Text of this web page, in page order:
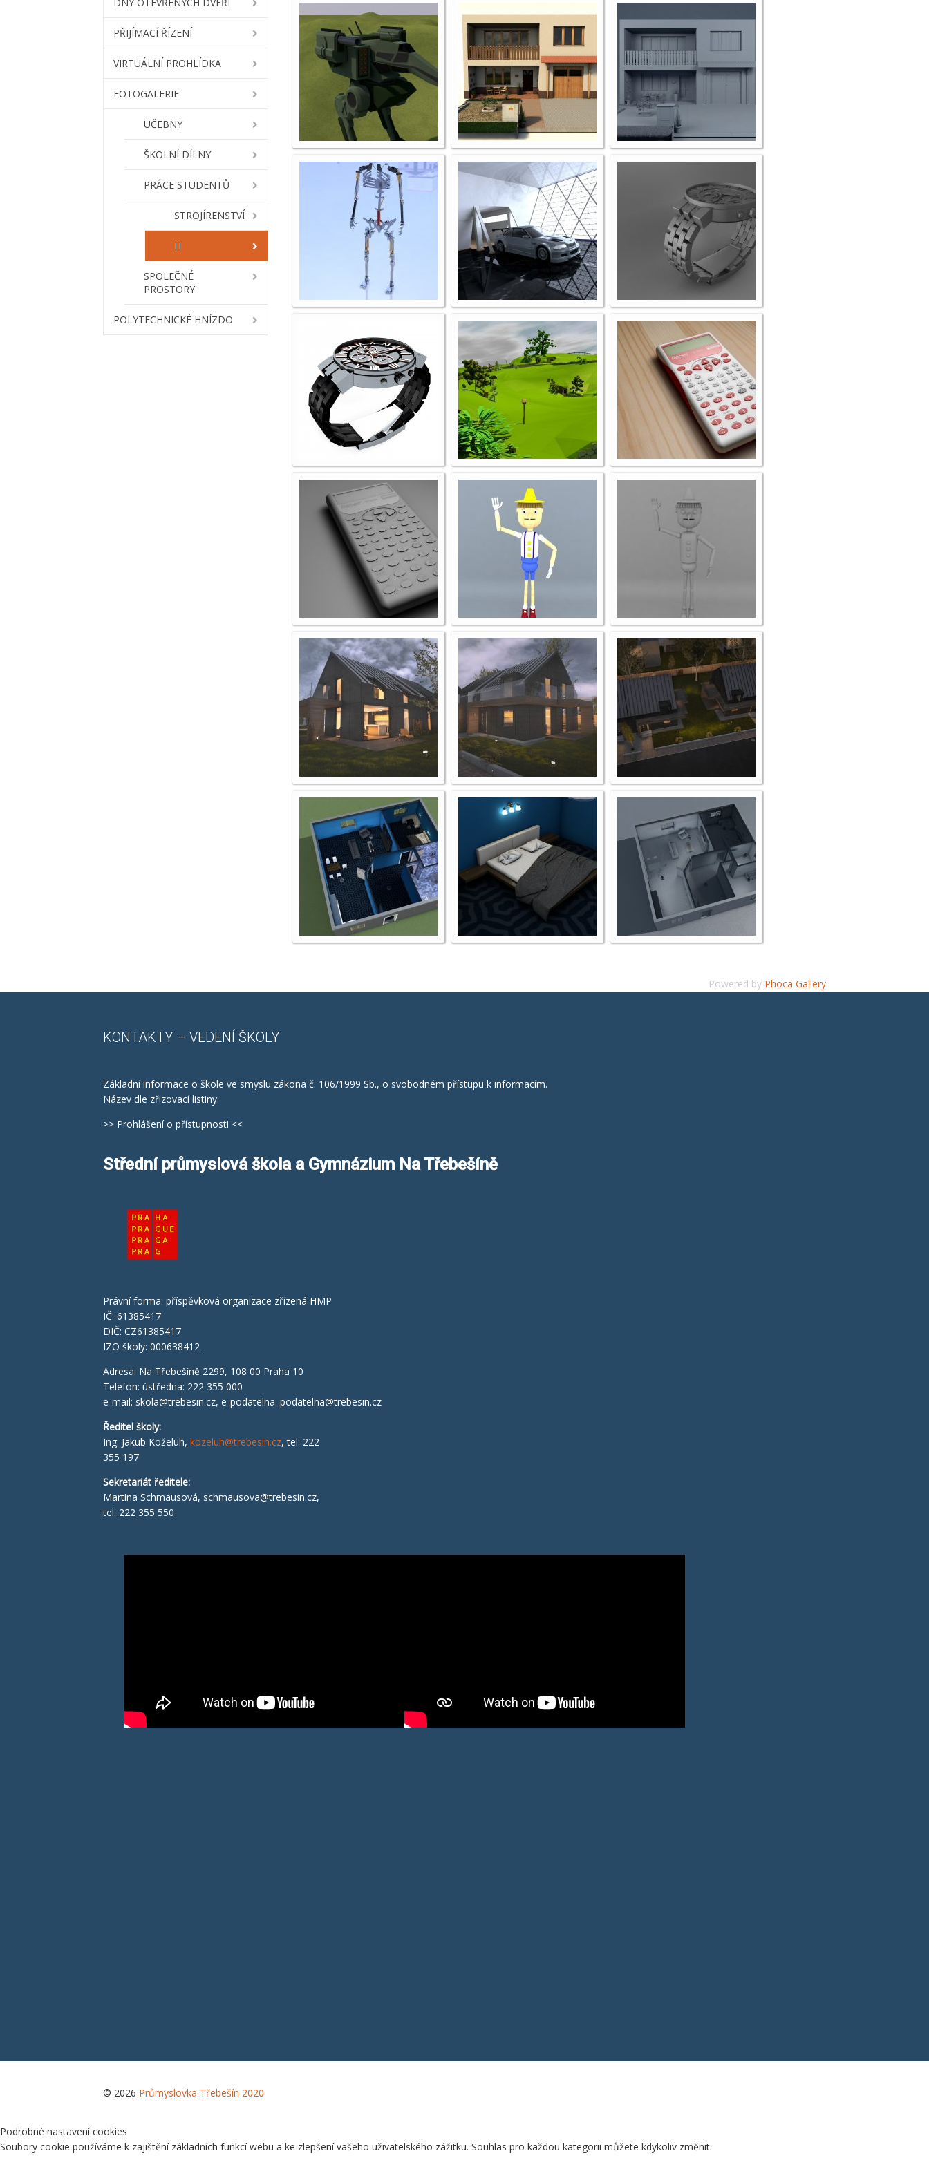
PŘIJÍMACÍ ŘÍZENÍ
VIRTUÁLNÍ PROHLÍDKA
FOTOGALERIE
UČEBNY
ŠKOLNÍ DÍLNY
PRÁCE STUDENTŮ
STROJÍRENSTVÍ
IT
SPOLEČNÉ
PROSTORY
POLYTECHNICKÉ HNÍZDO
Powered by Phoca Gallery
KONTAKTY – VEDENÍ ŠKOLY
Základní informace o škole ve smyslu zákona č. 106/1999 Sb., o svobodném přístupu k informacím.
Název dle zřizovací listiny:
>> Prohlášení o přístupnosti <<
Střední průmyslová škola a Gymnázium Na Třebešíně
Právní forma: příspěvková organizace zřízená HMP
IČ: 61385417
DIČ: CZ61385417
IZO školy: 000638412
Adresa: Na Třebešíně 2299, 108 00 Praha 10
Telefon: ústředna: 222 355 000
e-mail: skola@trebesin.cz, e-podatelna:podatelna@trebesin.cz
Ředitel školy:
Ing. Jakub Koželuh,kozeluh@trebesin.cz, tel: 222
355 197
Sekretariát ředitele:
Martina Schmausová, schmausova@trebesin.cz,
tel: 222 355 550
© 2026 Průmyslovka Třebešín 2020
Podrobné nastavení cookies
Soubory cookie používáme k zajištění základních funkcí webu a ke zlepšení vašeho uživatelského zážitku. Souhlas pro každou kategorii můžete kdykoliv změnit.